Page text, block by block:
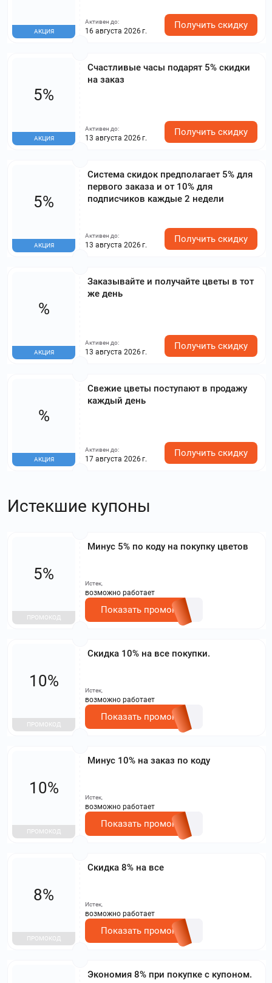
АКЦИЯ
Активен до:
16 августа 2026 г.
Получить скидку
Счастливые часы подарят 5% скидки
на заказ
5%
АКЦИЯ
Активен до:
13 августа 2026 г.
Получить скидку
Система скидок предполагает 5% для
первого заказа и от 10% для
подписчиков каждые 2 недели
5%
АКЦИЯ
Активен до:
13 августа 2026 г.
Получить скидку
Заказывайте и получайте цветы в тот
же день
%
АКЦИЯ
Активен до:
13 августа 2026 г.
Получить скидку
Свежие цветы поступают в продажу
каждый день
%
АКЦИЯ
Активен до:
17 августа 2026 г.
Получить скидку
Истекшие купоны
Минус 5% по коду на покупку цветов
5%
ПРОМОКОД
Истек,
возможно работает
Показать промокод
Скидка 10% на все покупки.
10%
ПРОМОКОД
Истек,
возможно работает
Показать промокод
Минус 10% на заказ по коду
10%
ПРОМОКОД
Истек,
возможно работает
Показать промокод
Скидка 8% на все
8%
ПРОМОКОД
Истек,
возможно работает
Показать промокод
Экономия 8% при покупке с купоном.